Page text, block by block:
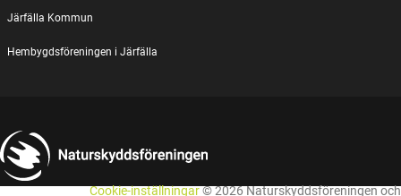
Järfälla Kommun
Hembygdsföreningen i Järfälla
Cookie-inställningar© 2026 Naturskyddsföreningen och